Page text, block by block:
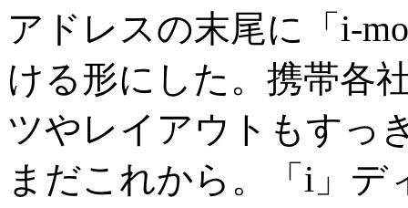
アドレスの末尾に「i-
ける形にした。携帯各
ツやレイアウトもすっ
まだこれから。「i」デ